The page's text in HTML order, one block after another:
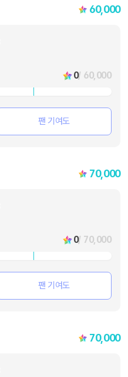
60,000
0/ 60,000
팬 기여도
70,000
0/ 70,000
팬 기여도
70,000